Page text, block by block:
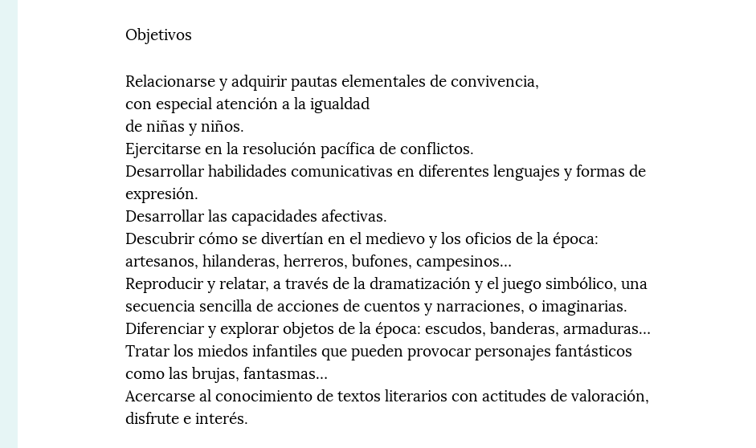
Objetivos
Relacionarse y adquirir pautas elementales de convivencia,
con especial atención a la igualdad
de niñas y niños.
Ejercitarse en la resolución pacífica de conflictos.
Desarrollar habilidades comunicativas en diferentes lenguajes y formas de
expresión.
Desarrollar las capacidades afectivas.
Descubrir cómo se divertían en el medievo y los oficios de la época:
artesanos, hilanderas, herreros, bufones, campesinos…
Reproducir y relatar, a través de la dramatización y el juego simbólico, una
secuencia sencilla de acciones de cuentos y narraciones, o imaginarias.
Diferenciar y explorar objetos de la época: escudos, banderas, armaduras…
Tratar los miedos infantiles que pueden provocar personajes fantásticos
como las brujas, fantasmas…
Acercarse al conocimiento de textos literarios con actitudes de valoración,
disfrute e interés.